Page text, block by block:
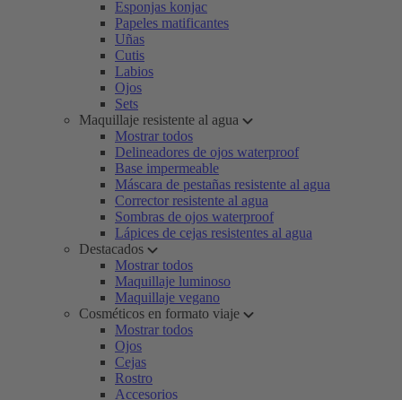
Esponjas konjac
Papeles matificantes
Uñas
Cutis
Labios
Ojos
Sets
Maquillaje resistente al agua
Mostrar todos
Delineadores de ojos waterproof
Base impermeable
Máscara de pestañas resistente al agua
Corrector resistente al agua
Sombras de ojos waterproof
Lápices de cejas resistentes al agua
Destacados
Mostrar todos
Maquillaje luminoso
Maquillaje vegano
Cosméticos en formato viaje
Mostrar todos
Ojos
Cejas
Rostro
Accesorios